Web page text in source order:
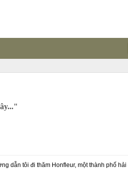
dẫn tôi đi thăm Honfleur, một thành phố